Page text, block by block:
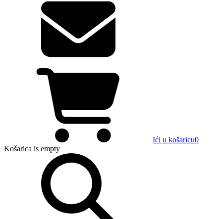
Ići u košaricu0
Košarica is empty